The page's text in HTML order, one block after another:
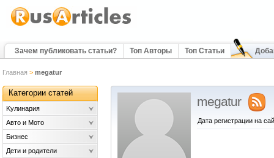
Зачем публиковать статьи? Топ Авторы Топ Статьи
Главная > megatur
megatur
Дата регистрации на
Категории статей
Kулинария
Авто и Мото
Бизнес
Дети и родители